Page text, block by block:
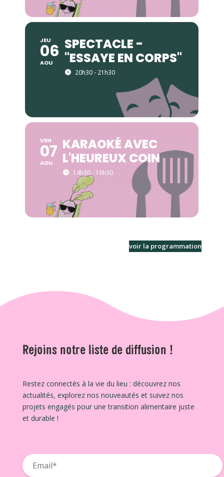
JEU
06
AOU
SPECTACLE -
"ESSAYE EN CORPS"
20h30 - 21h30
VEN
07
AOU
KARAOKÉ AVEC
L'HEUREUX COIN
14h30 - 16h30
voir la programmation
Rejoins notre liste de diffusion !
Restez connectés à la vie du lieu : découvrez nos
actualités, explorez nos nouveautés et suivez nos
projets engagés pour une transition alimentaire juste
et durable !